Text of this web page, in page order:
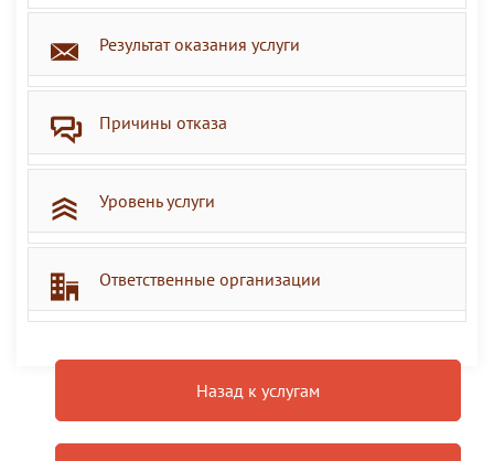
Результат оказания услуги
Причины отказа
Уровень услуги
Ответственные организации
Назад к услугам